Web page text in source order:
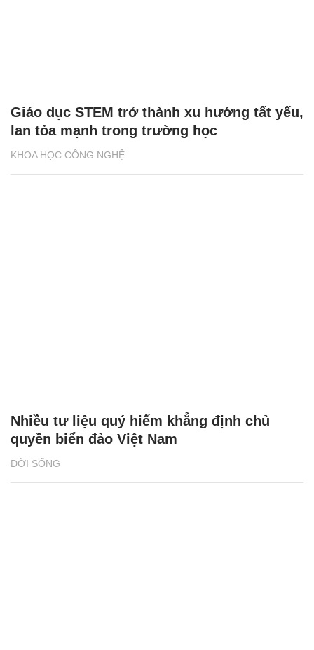
KHOA HỌC CÔNG NGHỆ
Giáo dục STEM trở thành xu hướng tất yếu,
lan tỏa mạnh trong trường học
ĐỜI SỐNG
Nhiều tư liệu quý hiếm khẳng định chủ
quyền biển đảo Việt Nam